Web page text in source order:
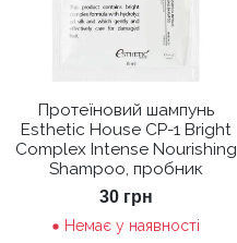
Протеїновий шампунь
Esthetic House CP-1 Bright
Complex Intense Nourishing
Shampoo, пробник
30 грн
Немає у наявності